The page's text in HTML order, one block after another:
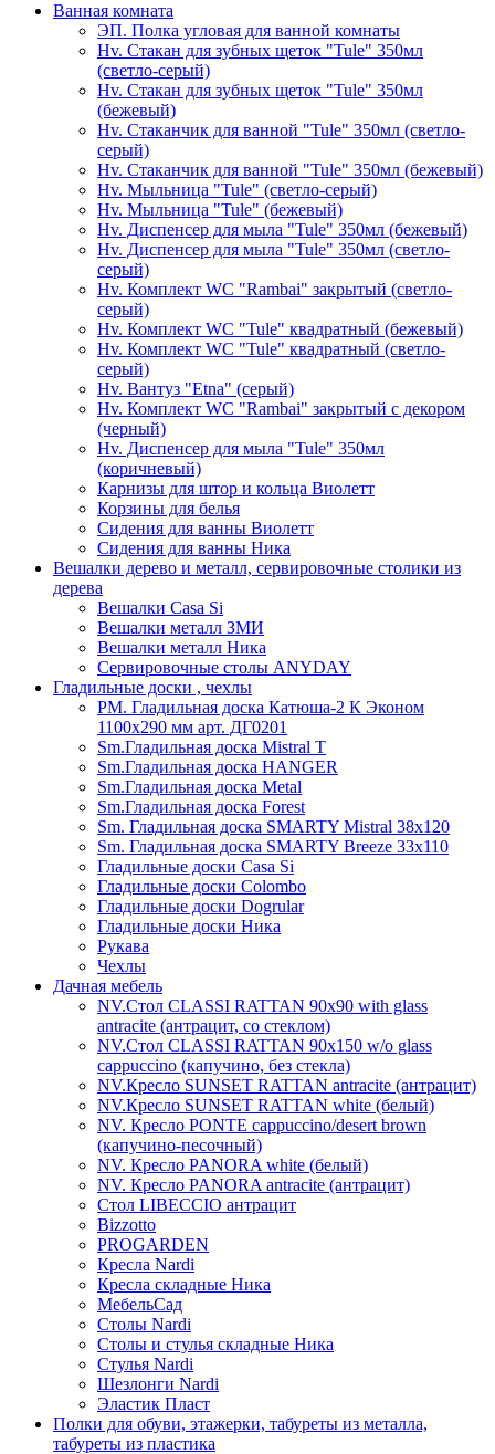
Ванная комната
ЭП. Полка угловая для ванной комнаты
Hv. Стакан для зубных щеток "Tule" 350мл
(светло-серый)
Hv. Стакан для зубных щеток "Tule" 350мл
(бежевый)
Hv. Стаканчик для ванной "Tule" 350мл (светло-
серый)
Hv. Стаканчик для ванной "Tule" 350мл (бежевый)
Hv. Мыльница "Tule" (светло-серый)
Hv. Мыльница "Tule" (бежевый)
Hv. Диспенсер для мыла "Tule" 350мл (бежевый)
Hv. Диспенсер для мыла "Tule" 350мл (светло-
серый)
Hv. Комплект WC "Rambai" закрытый (светло-
серый)
Hv. Комплект WC "Tule" квадратный (бежевый)
Hv. Комплект WC "Tule" квадратный (светло-
серый)
Hv. Вантуз "Etna" (серый)
Hv. Комплект WC "Rambai" закрытый с декором
(черный)
Hv. Диспенсер для мыла "Tule" 350мл
(коричневый)
Карнизы для штор и кольца Виолетт
Корзины для белья
Сидения для ванны Виолетт
Сидения для ванны Ника
Вешалки дерево и металл, сервировочные столики из
дерева
Вешалки Casa Si
Вешалки металл ЗМИ
Вешалки металл Ника
Сервировочные столы ANYDAY
Гладильные доски , чехлы
PM. Гладильная доска Катюша-2 К Эконом
1100х290 мм арт. ДГ0201
Sm.Гладильная доска Mistral T
Sm.Гладильная доска HANGER
Sm.Гладильная доска Metal
Sm.Гладильная доска Forest
Sm. Гладильная доска SMARTY Mistral 38x120
Sm. Гладильная доска SMARTY Breeze 33х110
Гладильные доски Casa Si
Гладильные доски Colombo
Гладильные доски Dogrular
Гладильные доски Ника
Рукава
Чехлы
Дачная мебель
NV.Стол CLASSI RATTAN 90х90 with glass
antracite (антрацит, со стеклом)
NV.Стол CLASSI RATTAN 90х150 w/o glass
cappuccino (капучино, без стекла)
NV.Кресло SUNSET RATTAN antracite (антрацит)
NV.Кресло SUNSET RATTAN white (белый)
NV. Кресло PONTE cappuccino/desert brown
(капучино-песочный)
NV. Кресло PANORA white (белый)
NV. Кресло PANORA antracite (антрацит)
Стол LIBECCIO антрацит
Bizzotto
PROGARDEN
Кресла Nardi
Кресла складные Ника
МебельСад
Столы Nardi
Столы и стулья складные Ника
Стулья Nardi
Шезлонги Nardi
Эластик Пласт
Полки для обуви, этажерки, табуреты из металла,
табуреты из пластика